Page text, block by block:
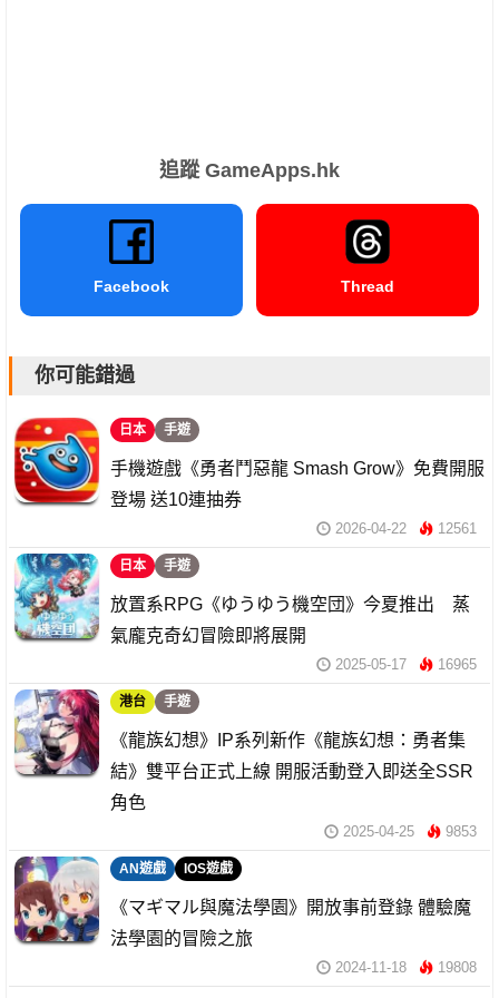
追蹤 GameApps.hk
Facebook Thread
你可能錯過
日本 手遊
手機遊戲《勇者鬥惡龍 Smash Grow》免費開服
登場 送10連抽券
2026-04-22 12561
日本 手遊
放置系RPG《ゆうゆう機空団》今夏推出 蒸
氣龐克奇幻冒險即將展開
2025-05-17 16965
港台 手遊
《龍族幻想》IP系列新作《龍族幻想：勇者集
結》雙平台正式上線 開服活動登入即送全SSR
角色
2025-04-25 9853
AN遊戲 IOS遊戲
《マギマル與魔法學園》開放事前登錄 體驗魔
法學園的冒險之旅
2024-11-18 19808